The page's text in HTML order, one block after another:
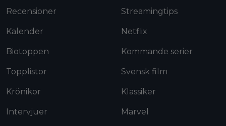
Recensioner
Kalender
Biotoppen
Topplistor
Krönikor
Intervjuer
Streamingtips
Netflix
Kommande serier
Svensk film
Klassiker
Marvel